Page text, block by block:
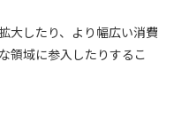
大したり、より幅広い消費
領域に参入したりするこ